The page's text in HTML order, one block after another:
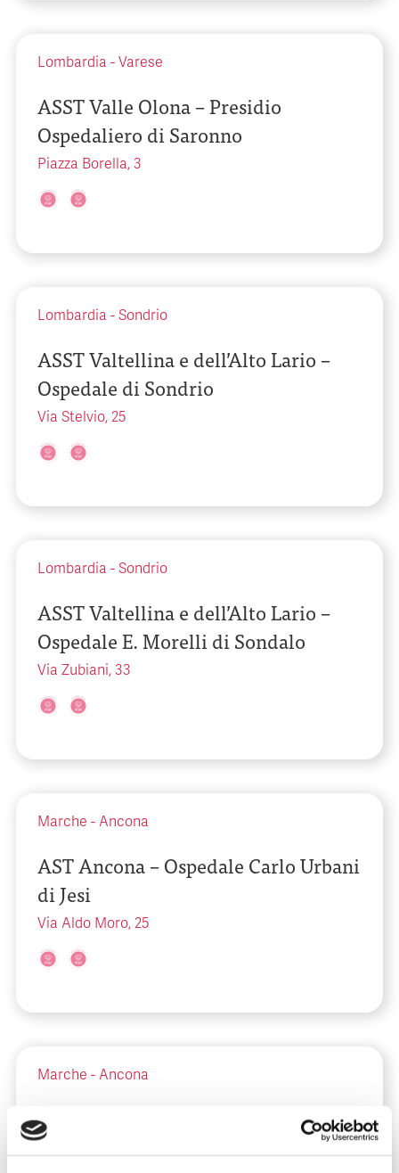
Lombardia - Varese
ASST Valle Olona – Presidio
Ospedaliero di Saronno
Piazza Borella, 3
Lombardia - Sondrio
ASST Valtellina e dell’Alto Lario –
Ospedale di Sondrio
Via Stelvio, 25
Lombardia - Sondrio
ASST Valtellina e dell’Alto Lario –
Ospedale E. Morelli di Sondalo
Via Zubiani, 33
Marche - Ancona
AST Ancona – Ospedale Carlo Urbani
di Jesi
Via Aldo Moro, 25
Marche - Ancona
AST Ancona – Ospedale Civile E.
Profili